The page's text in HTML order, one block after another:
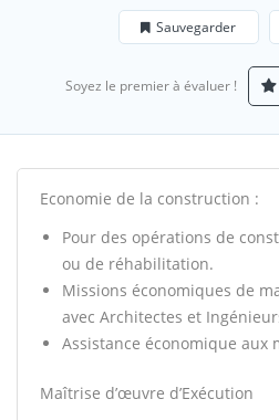
Sauvegarder
Soyez le premier à évaluer !
Economie de la construction :
Pour des opérations de
ou de réhabilitation.
Missions économiques de
avec Architectes et
Assistance économique aux
Maîtrise d’œuvre d’Exécution